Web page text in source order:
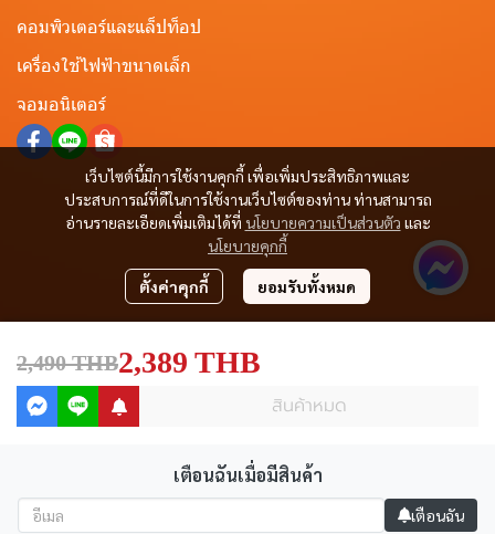
2,490 THB2,389 THB
สินค้าหมด
เตือนฉันเมื่อมีสินค้า
เตือนฉัน
เว็บไซต์นี้มีการใช้งานคุกกี้ เพื่อเพิ่มประสิทธิภาพและ
ประสบการณ์ที่ดีในการใช้งานเว็บไซต์ของท่าน ท่านสามารถ
อ่านรายละเอียดเพิ่มเติมได้ที่ นโยบายความเป็นส่วนตัว และ
นโยบายคุกกี้
ตั้งค่าคุกกี้ ยอมรับทั้งหมด
คอมพิวเตอร์และแล็ปท็อป
เครื่องใช้ไฟฟ้าขนาดเล็ก
จอมอนิเตอร์
Copyright © All Right Reserved.